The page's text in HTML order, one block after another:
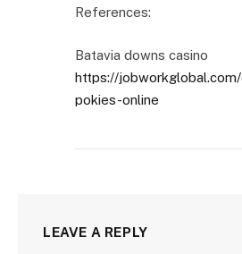
References:
Batavia downs casino
https://
pokies-online
LEAVE A REPLY